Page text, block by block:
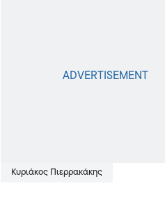
Κυριάκος Πιερρακάκης